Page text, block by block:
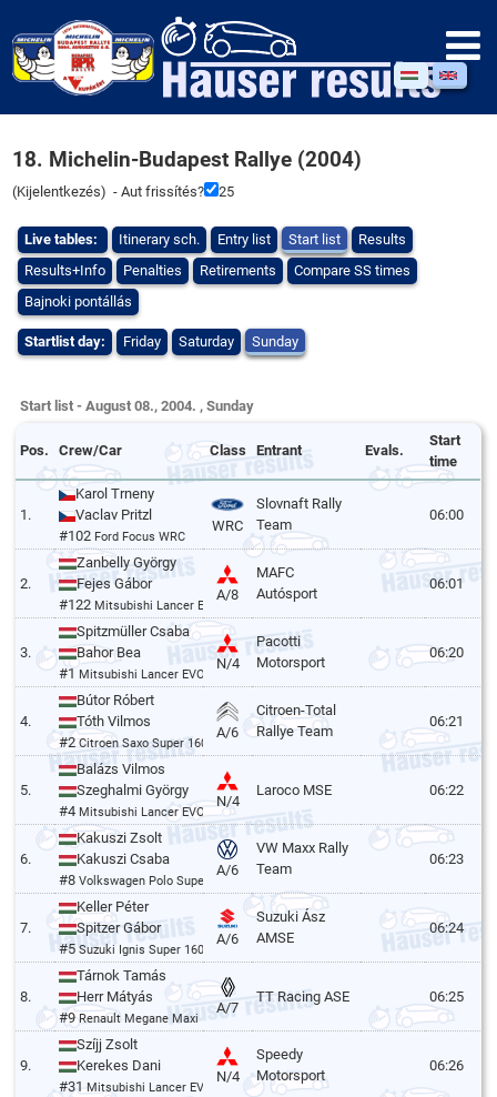
18. Michelin-Budapest Rallye (2004)
(Kijelentkezés) - Aut frissítés? 25
Live tables: Itinerary sch. Entry list Start list
Results
Results+Info
Penalties Retirements
Compare SS times
Bajnoki pontállás
Startlist day: Friday Saturday Sunday
Start list - August 08., 2004. , Sunday
Pos. Crew/Car Class Entrant Evals.
Start
time
1.
Karol Trneny
Vaclav Pritzl
#102 Ford Focus WRC
WRC
Slovnaft Rally
Team
06:00
2.
Zanbelly György
Fejes Gábor
#122 Mitsubishi Lancer EVO VI
A/8
MAFC
Autósport
06:01
3.
Spitzmüller Csaba
Bahor Bea
#1 Mitsubishi Lancer EVO VI
N/4
Pacotti
Motorsport
06:20
4.
Bútor Róbert
Tóth Vilmos
#2Citroen Saxo Super 1600
A/6
Citroen-Total
Rallye Team
06:21
5.
Balázs Vilmos
Szeghalmi György
#4 Mitsubishi Lancer EVO VI
N/4
Laroco MSE 06:22
6.
Kakuszi Zsolt
Kakuszi Csaba
#8Volkswagen Polo Super 1600
A/6
VW Maxx Rally
Team
06:23
7.
Keller Péter
Spitzer Gábor
#5Suzuki Ignis Super 1600
A/6
Suzuki Ász
AMSE
06:24
8.
Tárnok Tamás
Herr Mátyás
#9Renault Megane Maxi
A/7
TT Racing ASE 06:25
9.
Szíjj Zsolt
Kerekes Dani
#31Mitsubishi Lancer EVO V
N/4
Speedy
Motorsport
06:26